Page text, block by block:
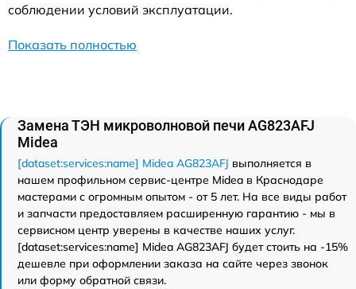
соблюдении условий эксплуатации.
Показать полностью
Замена ТЭН микроволновой печи AG823AFJ
Midea
[dataset:services:name] Midea AG823AFJ выполняется в
нашем профильном сервис-центре Midea в Краснодаре
мастерами с огромным опытом - от 5 лет. На все виды работ
и запчасти предоставляем расширенную гарантию - мы в
сервисном центр уверены в качестве наших услуг.
[dataset:services:name] Midea AG823AFJ будет стоить на -15%
дешевле при оформлении заказа на сайте через звонок
или форму обратной связи.